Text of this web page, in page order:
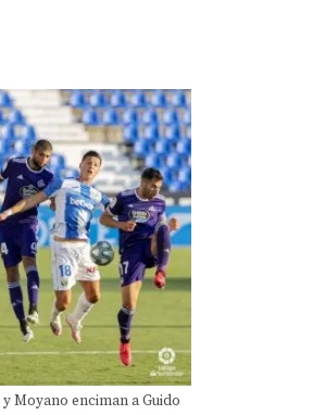
Moyano enciman a Guido